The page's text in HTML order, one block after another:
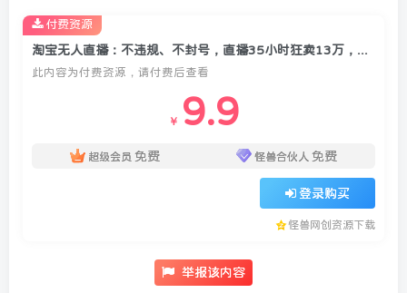
淘宝无人直播：不违规、不封号，直播35小时狂卖13万，全年都是旺季，还能批量矩阵操作
此内容为付费资源，请付费后查看
￥ 9.9
超级会员 免费 怪兽合伙人 免费
登录购买
怪兽网创资源下载
付费资源
举报该内容